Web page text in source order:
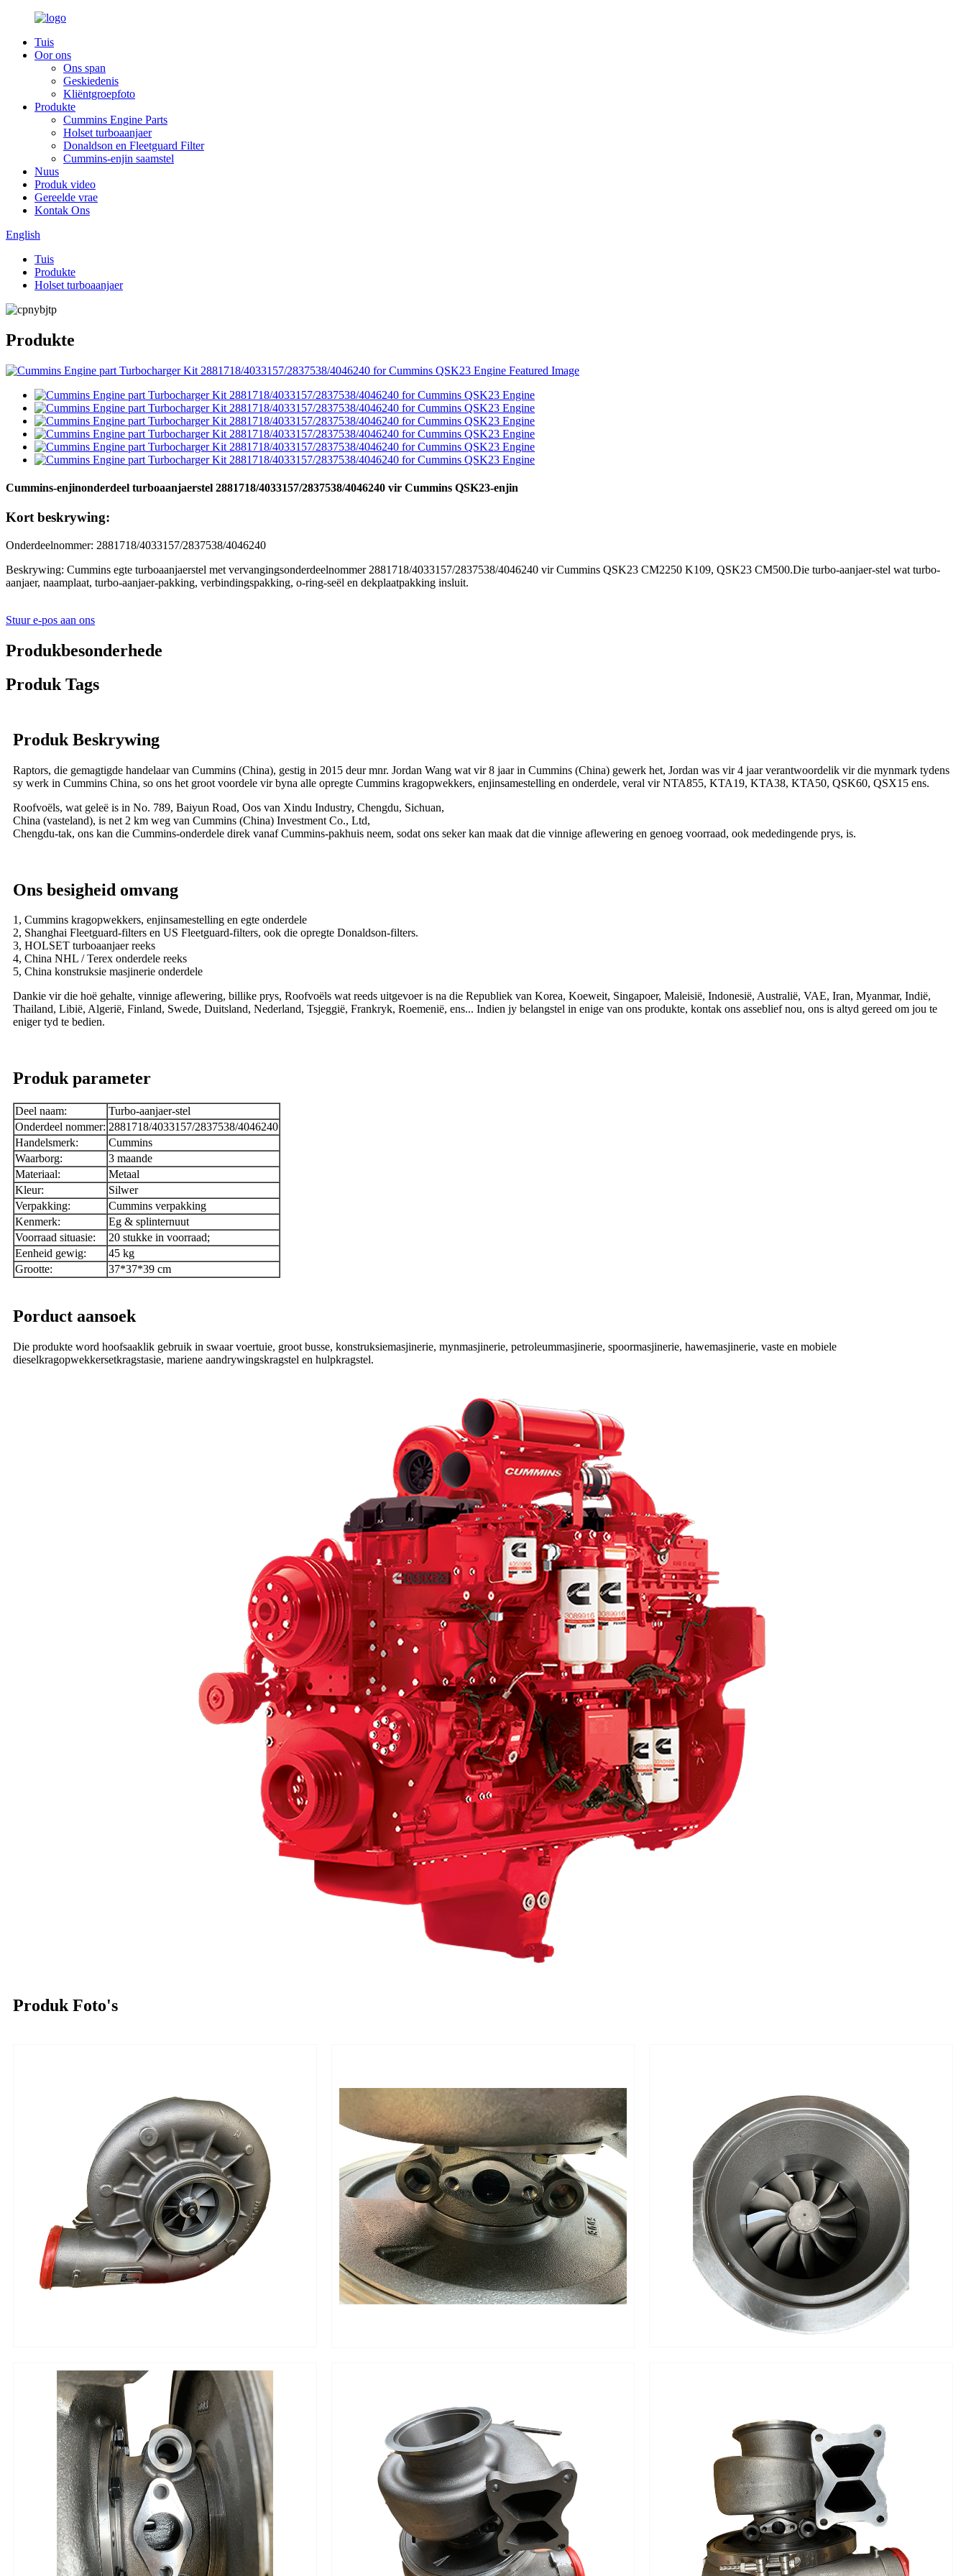
Tuis
Oor ons
Ons span
Geskiedenis
Kliëntgroepfoto
Produkte
Cummins Engine Parts
Holset turboaanjaer
Donaldson en Fleetguard Filter
Cummins-enjin saamstel
Nuus
Produk video
Gereelde vrae
Kontak Ons
English
Tuis
Produkte
Holset turboaanjaer
Produkte
Cummins-enjinonderdeel turboaanjaerstel 2881718/4033157/2837538/4046240 vir Cummins QSK23-enjin
Kort beskrywing:
Onderdeelnommer: 2881718/4033157/2837538/4046240
Beskrywing: Cummins egte turboaanjaerstel met vervangingsonderdeelnommer 2881718/4033157/2837538/4046240 vir Cummins QSK23 CM2250 K109, QSK23 CM500.Die turbo-aanjaer-stel wat turbo-
aanjaer, naamplaat, turbo-aanjaer-pakking, verbindingspakking, o-ring-seël en dekplaatpakking insluit.
Stuur e-pos aan ons
Produkbesonderhede
Produk Tags
Produk Beskrywing
Raptors, die gemagtigde handelaar van Cummins (China), gestig in 2015 deur mnr. Jordan Wang wat vir 8 jaar in Cummins (China) gewerk het, Jordan was vir 4 jaar verantwoordelik vir die mynmark tydens
sy werk in Cummins China, so ons het groot voordele vir byna alle opregte Cummins kragopwekkers, enjinsamestelling en onderdele, veral vir NTA855, KTA19, KTA38, KTA50, QSK60, QSX15 ens.
Roofvoëls, wat geleë is in No. 789, Baiyun Road, Oos van Xindu Industry, Chengdu, Sichuan,
China (vasteland), is net 2 km weg van Cummins (China) Investment Co., Ltd,
Chengdu-tak, ons kan die Cummins-onderdele direk vanaf Cummins-pakhuis neem, sodat ons seker kan maak dat die vinnige aflewering en genoeg voorraad, ook mededingende prys, is.
Ons besigheid omvang
1, Cummins kragopwekkers, enjinsamestelling en egte onderdele
2, Shanghai Fleetguard-filters en US Fleetguard-filters, ook die opregte Donaldson-filters.
3, HOLSET turboaanjaer reeks
4, China NHL / Terex onderdele reeks
5, China konstruksie masjinerie onderdele
Dankie vir die hoë gehalte, vinnige aflewering, billike prys, Roofvoëls wat reeds uitgevoer is na die Republiek van Korea, Koeweit, Singapoer, Maleisië, Indonesië, Australië, VAE, Iran, Myanmar, Indië,
Thailand, Libië, Algerië, Finland, Swede, Duitsland, Nederland, Tsjeggië, Frankryk, Roemenië, ens... Indien jy belangstel in enige van ons produkte, kontak ons ​​asseblief nou, ons is altyd gereed om jou te
eniger tyd te bedien.
Produk parameter
Deel naam:
Turbo-aanjaer-stel
Onderdeel nommer: 2881718/4033157/2837538/4046240
Handelsmerk:
Cummins
Waarborg:
3 maande
Materiaal:
Metaal
Kleur:
Silwer
Verpakking:
Cummins verpakking
Kenmerk:
Eg & splinternuut
Voorraad situasie:
20 stukke in voorraad;
Eenheid gewig:
45 kg
Grootte:
37*37*39 cm
Porduct aansoek
Die produkte word hoofsaaklik gebruik in swaar voertuie, groot busse, konstruksiemasjinerie, mynmasjinerie, petroleummasjinerie, spoormasjinerie, hawemasjinerie, vaste en mobiele
dieselkragopwekkersetkragstasie, mariene aandrywingskragstel en hulpkragstel.
Produk Foto's